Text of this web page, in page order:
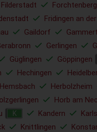
Filderstadt Forchtenberg
Fridingen an
Gaildorf
Gerlingen
Güglingen Göppingen
Hechingen
Hemsbach Herbolzheim
Horb am
K Kandern
Knittlingen